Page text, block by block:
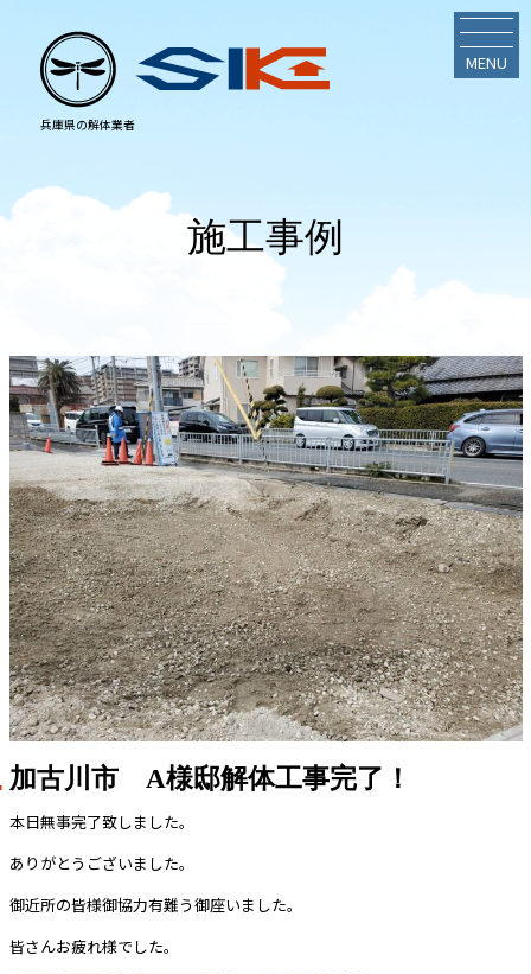
MENU
施工事例
加古川市 A様邸解体工事完了！
本日無事完了致しました。
ありがとうございました。
御近所の皆様御協力有難う御座いました。
皆さんお疲れ様でした。